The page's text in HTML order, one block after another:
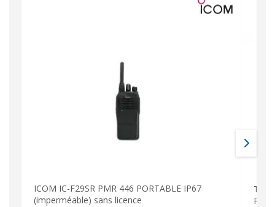
ICOM IC-F29SR PMR 446 PORTABLE IP67
(imperméable) sans licence